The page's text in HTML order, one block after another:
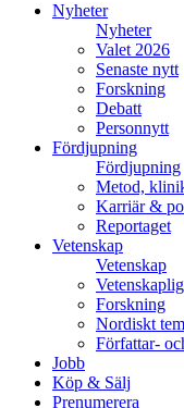
Nyheter
Nyheter
Valet 2026
Senaste nytt
Forskning
Debatt
Personnytt
Fördjupning
Fördjupning
Metod,
Karriär &
Reportaget
Vetenskap
Vetenskap
Forskning
Nordiskt
Författar-
Jobb
Köp & Sälj
Prenumerera